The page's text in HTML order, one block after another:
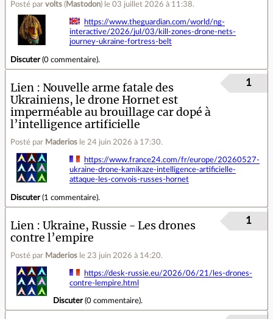
Posté par volts ( Mastodon) le 03 juillet 2026 à 11:38.
https://www.theguardian.com/world/ng-
interactive/2026/jul/03/kill-zones-drone-nets-
journey-ukraine-fortress-belt
Discuter(0 commentaire).
Lien
Nouvelle arme fatale des
Ukrainiens, le drone Hornet est
imperméable au brouillage car dopé à
l’intelligence artificielle
Posté par Maderios le 24 juin 2026 à 17:30.
1
https://www.france24.com/fr/europe/20260527-
ukraine-drone-kamikaze-intelligence-artificielle-
attaque-les-convois-russes-hornet
Discuter(1 commentaire).
Lien
Ukraine, Russie - Les drones
contre l’empire
Posté par Maderios le 23 juin 2026 à 14:20.
1
https://desk-russie.eu/2026/06/21/les-drones-
contre-lempire.html
Discuter(0 commentaire).